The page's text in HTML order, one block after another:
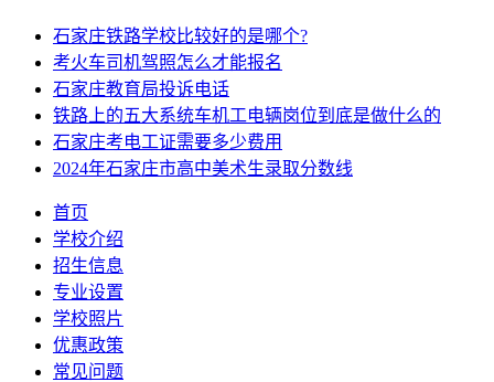
石家庄铁路学校比较好的是哪个?
考火车司机驾照怎么才能报名
石家庄教育局投诉电话
铁路上的五大系统车机工电辆岗位到底是做什么的
石家庄考电工证需要多少费用
2024年石家庄市高中美术生录取分数线
首页
学校介绍
招生信息
专业设置
学校照片
优惠政策
常见问题